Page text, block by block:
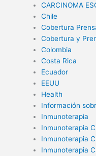
CARCINOMA
Chile
Cobertura
Cobertura y
Colombia
Costa Rica
Ecuador
EEUU
Health
Información
Inmunoterapia
Inmunoterapia
Inmunoterapia
Inmunoterapia